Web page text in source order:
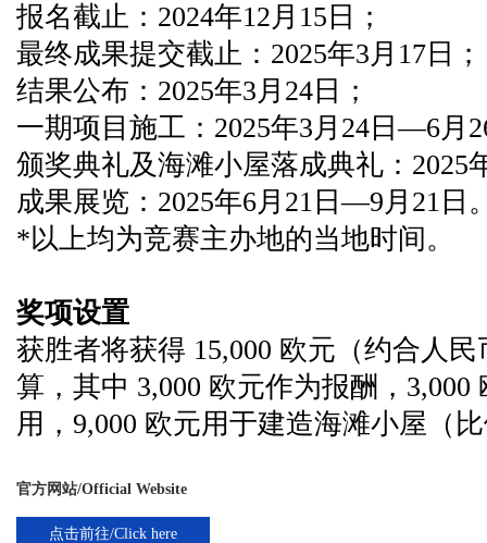
报名截止：2024年12月15日；
最终成果提交截止：2025年3月17日；
结果公布：2025年3月24日；
一期项目施工：2025年3月24日—6月
颁奖典礼及海滩小屋落成典礼：2025
成果展览：2025年6月21日—9月21日
*以上均为竞赛主办地的当地时间。
奖项设置
获胜者将获得 15,000 欧元（约合人
算，其中 3,000 欧元作为报酬，
用，9,000 欧元用于建造海滩小屋（
官方网站/Official Website
点击前往/Click here